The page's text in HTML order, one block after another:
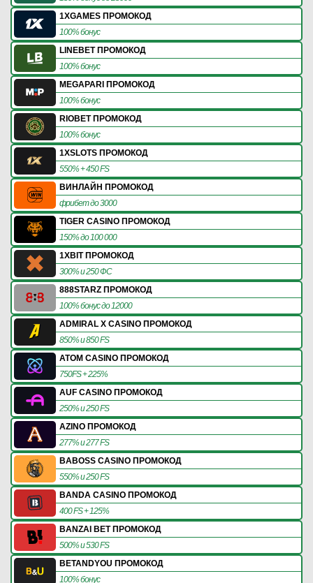
1XGAMES ПРОМОКОД
100% бонус
LINEBET ПРОМОКОД
100% бонус
MEGAPARI ПРОМОКОД
100% бонус
RIOBET ПРОМОКОД
100% бонус
1XSLOTS ПРОМОКОД
550% + 450 FS
ВИНЛАЙН ПРОМОКОД
фрибет до 3000
TIGER CASINO ПРОМОКОД
150% до 100 000
1XBIT ПРОМОКОД
300% и 250 ФС
888STARZ ПРОМОКОД
100% бонус до 12000
ADMIRAL X CASINO ПРОМОКОД
850% и 850 FS
ATOM CASINO ПРОМОКОД
750FS + 225%
AUF CASINO ПРОМОКОД
250% и 250 FS
AZINO ПРОМОКОД
277% и 277 FS
BABOSS CASINO ПРОМОКОД
550% и 250 FS
BANDA CASINO ПРОМОКОД
400 FS + 125%
BANZAI BET ПРОМОКОД
500% и 530 FS
BETANDYOU ПРОМОКОД
100% бонус